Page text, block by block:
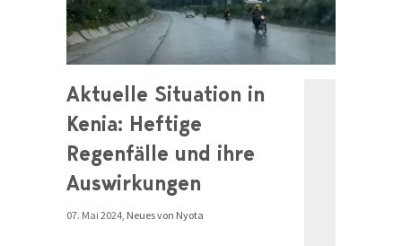
Aktuelle Situation in
Kenia: Heftige
Regenfälle und ihre
Auswirkungen
07. Mai 2024, Neues von Nyota